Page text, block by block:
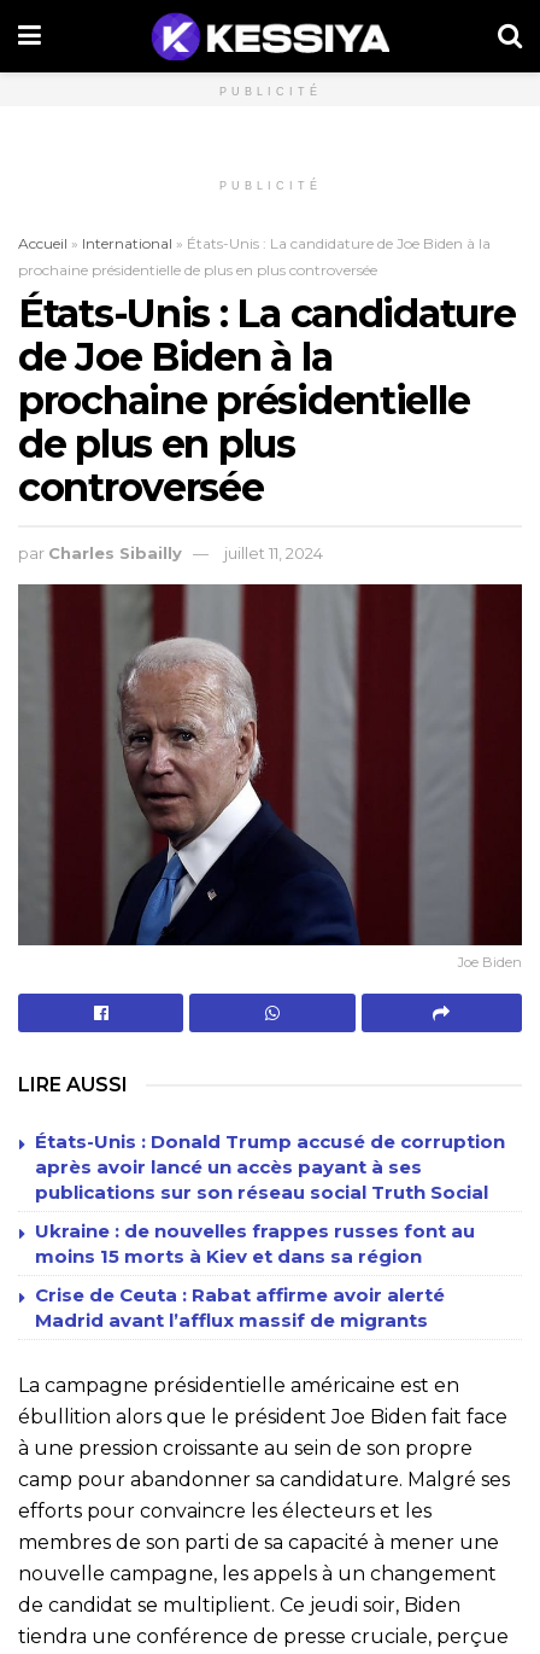
PUBLICITÉ
PUBLICITÉ
Accueil » International » États-Unis : La candidature de Joe Biden à la
prochaine présidentielle de plus en plus controversée
États-Unis : La candidature
de Joe Biden à la
prochaine présidentielle
de plus en plus
controversée
par Charles Sibailly juillet 11, 2024
Joe Biden
LIRE AUSSI
États-Unis : Donald Trump accusé de corruption
après avoir lancé un accès payant à ses
publications sur son réseau social Truth Social
Ukraine : de nouvelles frappes russes font au
moins 15 morts à Kiev et dans sa région
Crise de Ceuta : Rabat affirme avoir alerté
Madrid avant l’afflux massif de migrants
La campagne présidentielle américaine est en
ébullition alors que le président Joe Biden fait face
à une pression croissante au sein de son propre
camp pour abandonner sa candidature. Malgré ses
efforts pour convaincre les électeurs et les
membres de son parti de sa capacité à mener une
nouvelle campagne, les appels à un changement
de candidat se multiplient. Ce jeudi soir, Biden
tiendra une conférence de presse cruciale, perçue